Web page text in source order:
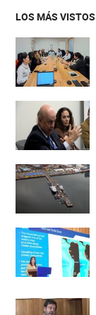
LOS MÁS VISTOS